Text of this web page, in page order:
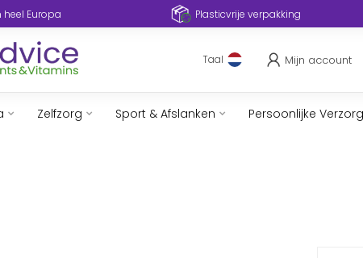
heel Europa Plasticvrije verpakking
Taal Mijn account
Zelfzorg Sport & Afslanken Persoonlijke